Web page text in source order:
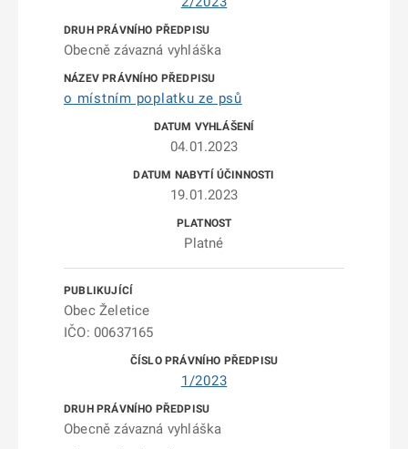
Obecně závazná vyhláška
o místním poplatku ze psů
04.01.2023
19.01.2023
Platné
Obec Želetice
IČO: 00637165
1/2023
Obecně závazná vyhláška